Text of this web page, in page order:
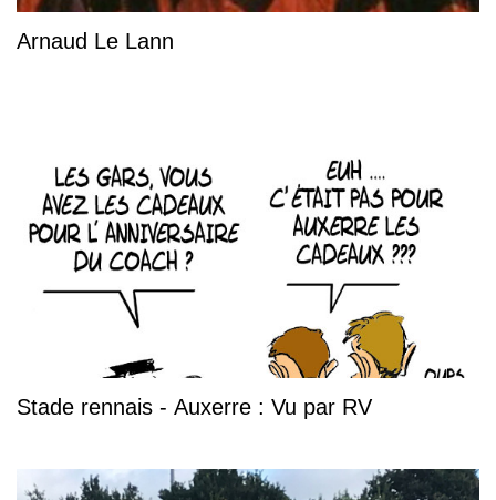
Arnaud Le Lann
Stade rennais - Auxerre : Vu par RV